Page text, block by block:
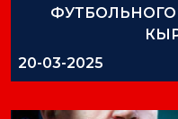
ФУТБОЛЬНОГО
20-03-2025